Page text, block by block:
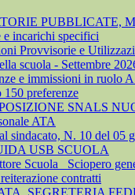
incarichi specifici
Provvisorie e
scuola - Settembre
e immissioni in ruolo
preferenze
SNALS
ATA
sindacato, N. 10 del 05
USB SCUOLA
Scuola_ Sciopero
contratti